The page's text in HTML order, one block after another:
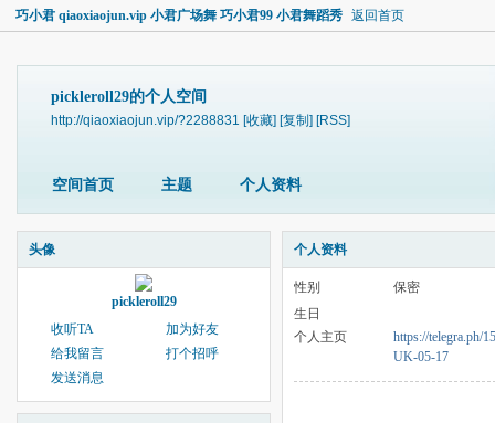
巧小君 qiaoxiaojun.vip 小君广场舞 巧小君99 小君舞蹈秀 返回首页
pickleroll29的个人空间
http://qiaoxiaojun.vip/?2288831 [收藏] [复制] [RSS]
空间首页 主题 个人资料
头像
pickleroll29
收听TA
加为好友
给我留言
打个招呼
发送消息
个人资料
性别
保密
生日
个人主页
https://telegra.ph/
UK-05-17